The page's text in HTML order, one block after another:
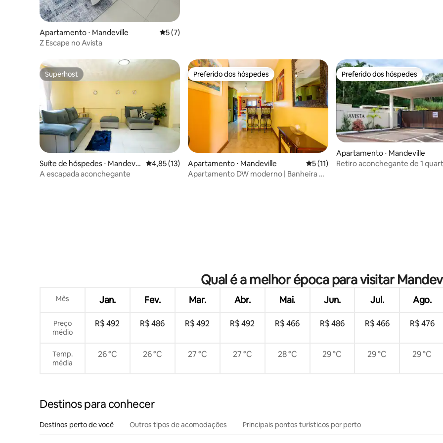
Apartamento ⋅ Mandeville 5 de uma avaliação média de 5, 7 avaliações
5 (7)
Z Escape no Avista
Superhost
Superhost
Suíte de hóspedes ⋅ Mandevill
e
4,85 de uma avaliação média de 5, 13 avaliações
4,85 (13)
A escapada aconchegante
Preferido dos hóspedes
Preferido dos hóspedes
Apartamento ⋅ Mandeville 5 de uma avaliação média de 5, 11
5 (11)
Apartamento DW moderno | Banheira de
Preferido dos hóspedes
Preferido dos hóspedes
Apartamento ⋅ Mandeville
Retiro aconchegante de 1
Qual é a melhor época para visitar
Mês Jan. Fev. Mar. Abr. Mai. Jun. Jul. Ago.
Preço
médio
R$ 492 R$ 486 R$ 492 R$ 492 R$ 466 R$ 486 R$ 466 R$ 476
Temp.
média
26 °C 26 °C 27 °C 27 °C 28 °C 29 °C 29 °C 29 °C
Destinos para conhecer
Destinos perto de você Outros tipos de acomodações Principais pontos turísticos por perto